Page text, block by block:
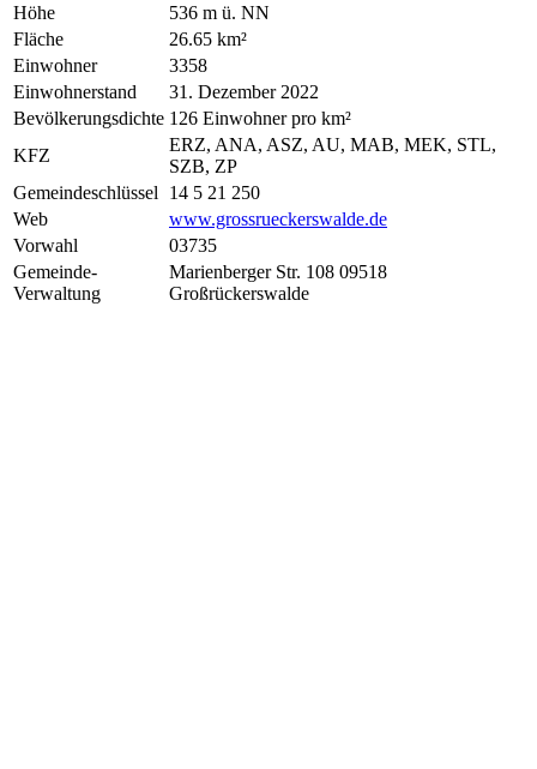
Höhe
536 m ü. NN
Fläche
26.65 km²
Einwohner
3358
Einwohnerstand
31. Dezember 2022
Bevölkerungsdichte 126 Einwohner pro km²
KFZ
ERZ, ANA, ASZ, AU, MAB, MEK, STL,
SZB, ZP
Gemeindeschlüssel
14 5 21 250
Web
www.grossrueckerswalde.de
Vorwahl
03735
Gemeinde-
Verwaltung
Marienberger Str. 108 09518
Großrückerswalde